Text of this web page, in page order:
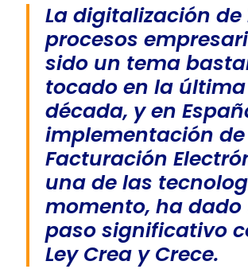
La digitalización de
procesos
sido un tema
tocado en la última
década, y en
implementación
Facturación
una de las
momento, ha dado
paso significativo
Ley Crea y Crece.